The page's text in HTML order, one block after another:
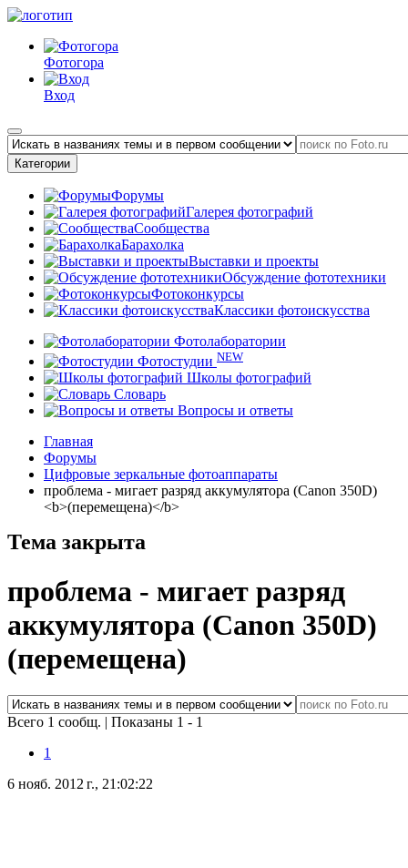
Фотогора
Вход
Категории
Форумы
Галерея фотографий
Сообщества
Барахолка
Выставки и проекты
Обсуждение фототехники
Фотоконкурсы
Классики фотоискусства
Фотолаборатории
Фотостудии NEW
Школы фотографий
Словарь
Вопросы и ответы
Главная
Форумы
Цифровые зеркальные фотоаппараты
проблема - мигает разряд аккумулятора (Canon 350D)
<b>(перемещена)</b>
Тема закрыта
проблема - мигает разряд
аккумулятора (Canon 350D)
(перемещена)
Всего 1 сообщ. | Показаны 1 - 1
1
6 нояб. 2012 г., 21:02:22